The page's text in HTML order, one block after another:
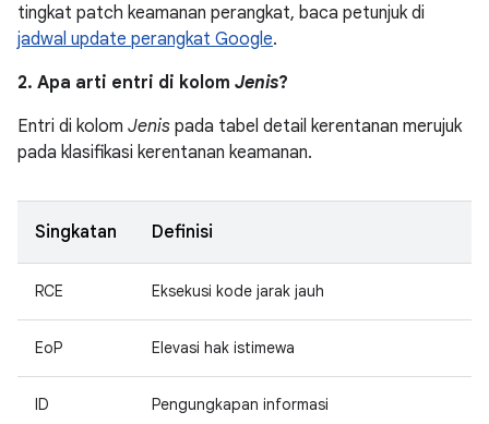
tingkat patch keamanan perangkat, baca petunjuk di
jadwal update perangkat Google.
2. Apa arti entri di kolom Jenis?
Entri di kolom Jenis pada tabel detail kerentanan merujuk
pada klasifikasi kerentanan keamanan.
Singkatan Definisi
RCE Eksekusi kode jarak jauh
EoP Elevasi hak istimewa
ID Pengungkapan informasi